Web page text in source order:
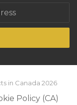
in Canada 2026
Policy (CA)